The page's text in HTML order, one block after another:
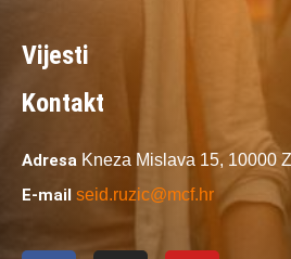
Vijesti
Kontakt
Adresa Kneza Mislava 15, 10000
E-mail seid.ruzic@mcf.hr